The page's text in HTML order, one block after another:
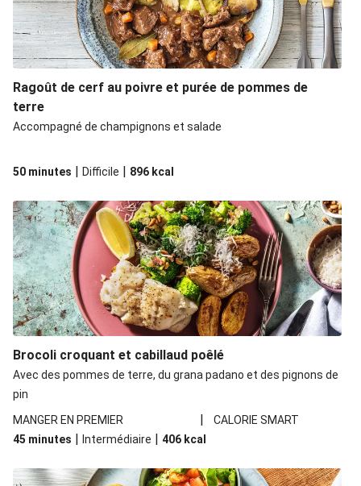
Ragoût de cerf au poivre et purée de pommes de
terre
Accompagné de champignons et salade
50 minutes | Difficile | 896 kcal
Brocoli croquant et cabillaud poêlé
Avec des pommes de terre, du grana padano et des pignons de
pin
MANGER EN PREMIER
|
CALORIE SMART
45 minutes | Intermédiaire | 406 kcal